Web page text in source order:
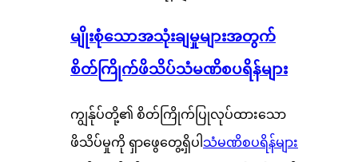
မျိုးစုံသောအသုံးချမှုများအတွက်
စိတ်ကြိုက်ဖိသိပ်သံမဏိစပရိန်များ
ကျွန်ုပ်တို့၏ စိတ်ကြိုက်ပြုလုပ်ထားသော
ဖိသိပ်မှုကို ရှာဖွေတွေ့ရှိပါ သံမဏိစပရိန်များ